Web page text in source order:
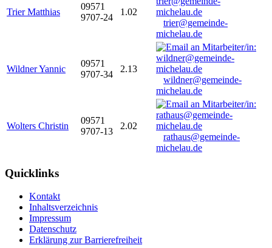
Trier Matthias
09571
9707-24
1.02
trier@gemeinde-
michelau.de
Wildner Yannic
09571
9707-34
2.13
wildner@gemeinde-
michelau.de
Wolters Christin
09571
9707-13
2.02
rathaus@gemeinde-
michelau.de
Quicklinks
Kontakt
Inhaltsverzeichnis
Impressum
Datenschutz
Erklärung zur Barrierefreiheit